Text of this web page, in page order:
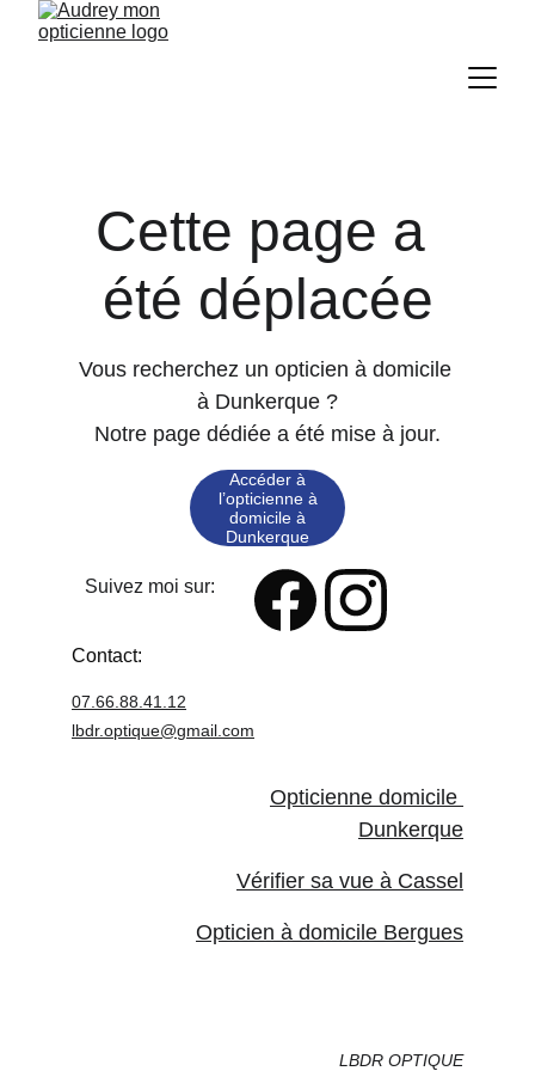
Cette page a
été déplacée
Vous recherchez un opticien à domicile
à Dunkerque ?
Notre page dédiée a été mise à jour.
Accéder à
l’opticienne à
domicile à
Dunkerque
Contact:
lbdr.optique@gmail.com
Suivez moi sur:
07.66.88.41.12
LBDR OPTIQUE
Opticienne domicile
Dunkerque
Vérifier sa vue à Cassel
Opticien à domicile Bergues